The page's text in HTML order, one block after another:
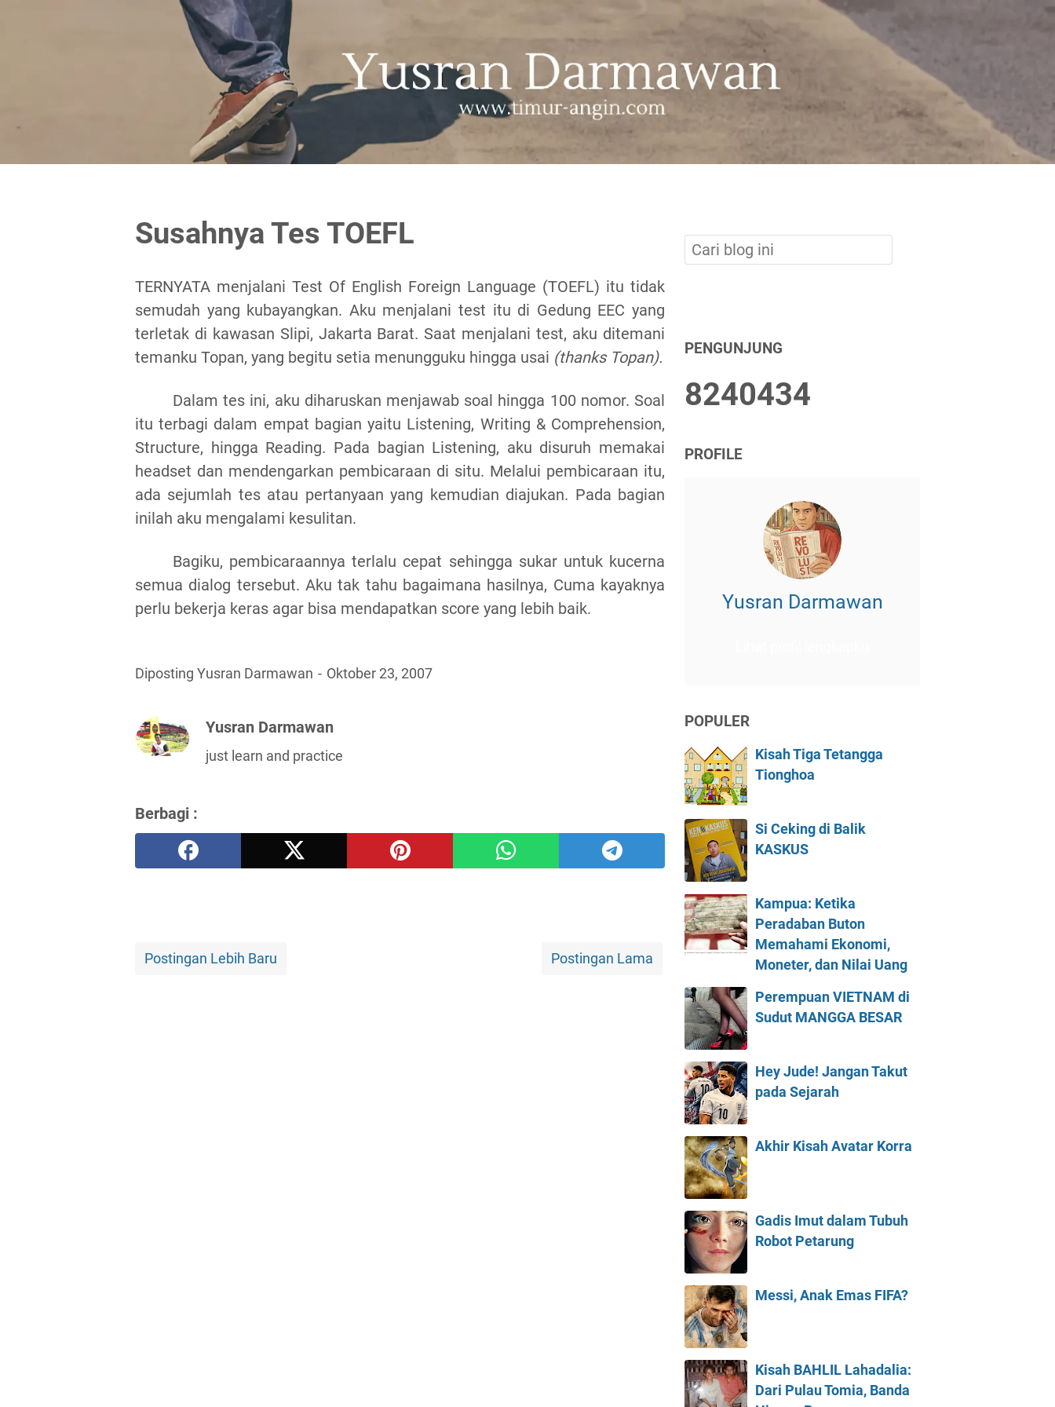
Susahnya Tes TOEFL
TERNYATA menjalani Test Of English Foreign Language (TOEFL) itu tidak
semudah yang kubayangkan. Aku menjalani test itu di Gedung EEC yang
terletak di kawasan Slipi, Jakarta Barat. Saat menjalani test, aku ditemani
temanku Topan, yang begitu setia menungguku hingga usai (thanks Topan).
Dalam tes ini, aku diharuskan menjawab soal hingga 100 nomor. Soal
itu terbagi dalam empat bagian yaitu Listening, Writing & Comprehension,
Structure, hingga Reading. Pada bagian Listening, aku disuruh memakai
headset dan mendengarkan pembicaraan di situ. Melalui pembicaraan itu,
ada sejumlah tes atau pertanyaan yang kemudian diajukan. Pada bagian
inilah aku mengalami kesulitan.
Bagiku, pembicaraannya terlalu cepat sehingga sukar untuk kucerna
semua dialog tersebut. Aku tak tahu bagaimana hasilnya, Cuma kayaknya
perlu bekerja keras agar bisa mendapatkan score yang lebih baik.
Diposting Yusran Darmawan Oktober 23, 2007
Yusran Darmawan
just learn and practice
Berbagi :
Postingan Lebih Baru Postingan Lama
PENGUNJUNG
8240434
PROFILE
Yusran Darmawan
POPULER
Kisah Tiga Tetangga
Tionghoa
Si Ceking di Balik
KASKUS
Kampua: Ketika
Peradaban Buton
Memahami Ekonomi,
Moneter, dan Nilai Uang
Perempuan VIETNAM di
Sudut MANGGA BESAR
Hey Jude! Jangan Takut
pada Sejarah
Akhir Kisah Avatar Korra
Gadis Imut dalam Tubuh
Robot Petarung
Messi, Anak Emas FIFA?
Kisah BAHLIL Lahadalia:
Dari Pulau Tomia, Banda